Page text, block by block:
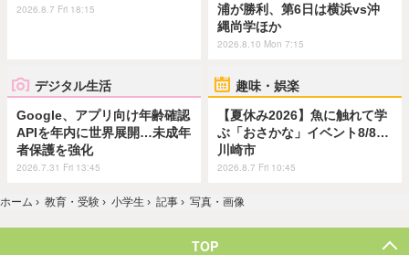
2026.8.7 Fri 18:15
浦が勝利、第6日は横浜vs沖
縄尚学ほか
2026.8.10 Mon 7:15
デジタル生活
Google、アプリ向け年齢確認
APIを年内に世界展開…未成年
者保護を強化
2026.7.31 Fri 13:45
趣味・娯楽
【夏休み2026】魚に触れて学
ぶ「おさかな」イベント8/8…
川崎市
2026.8.7 Fri 10:45
ホーム › 教育・受験 › 小学生 › 記事 › 写真・画像
TOP